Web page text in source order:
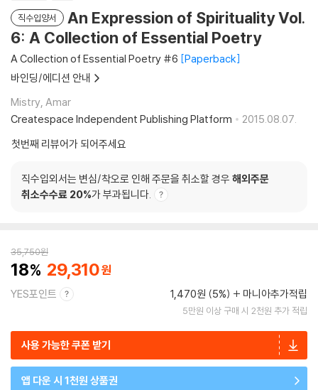
직수입양서
An Expression of Spirituality Vol.
6: A Collection of Essential Poetry
A Collection of Essential Poetry #6 Paperback
바인딩/에디션 안내
Mistry, Amar
Createspace Independent Publishing Platform
2015.08.07.
첫번째 리뷰어가 되어주세요
직수입외서는 변심/착오로 인해 주문을 취소할 경우 해외주문
취소수수료 20%가 부과됩니다.
35,750원
18 29,310
YES포인트 1,470원 (5%) 마니아추가적립
5만원 이상 구매 시 2천원 추가 적립
사용 가능한 쿠폰 받기
앱 다운 시 1천원 상품권